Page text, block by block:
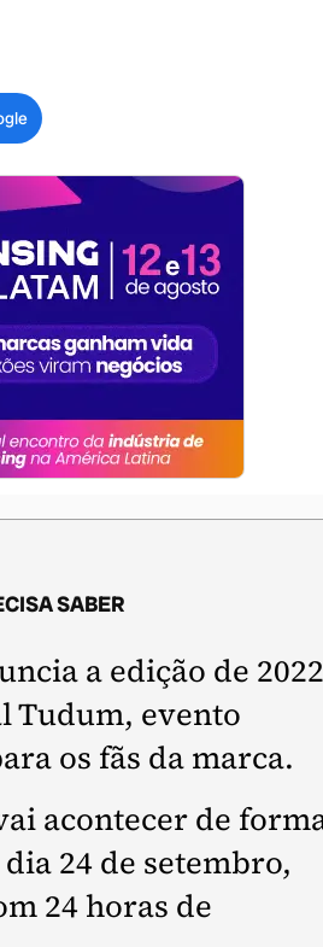
SABER
a edição de 2022
Tudum, evento
os fãs da marca.
acontecer de
24 de setembro,
24 horas de